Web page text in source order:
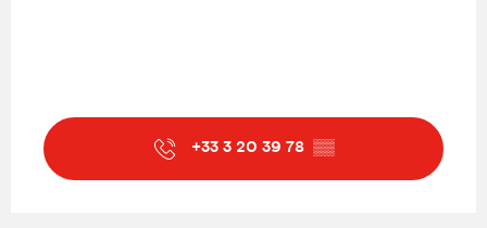
+33 3 20 39 78 ▒▒